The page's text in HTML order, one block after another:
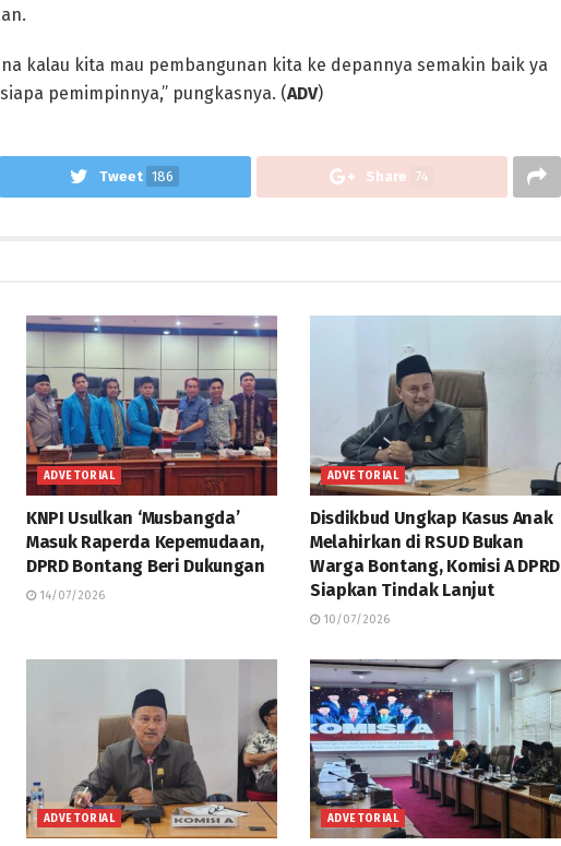
kalau kita mau pembangunan kita ke depannya semakin baik ya
pemimpinnya,” pungkasnya. (ADV)
Tweet 186 Share 74
ADVETORIAL
KNPI Usulkan ‘Musbangda’
Masuk Raperda Kepemudaan,
DPRD Bontang Beri Dukungan
14/07/2026
ADVETORIAL
Disdikbud Ungkap Kasus Anak
Melahirkan di RSUD Bukan
Warga Bontang, Komisi A DPRD
Siapkan Tindak Lanjut
10/07/2026
ADVETORIAL ADVETORIAL